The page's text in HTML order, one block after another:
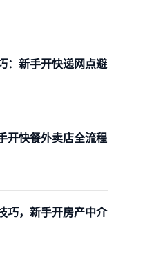
：新手开快递网点避
开快餐外卖店全流程
巧，新手开房产中介